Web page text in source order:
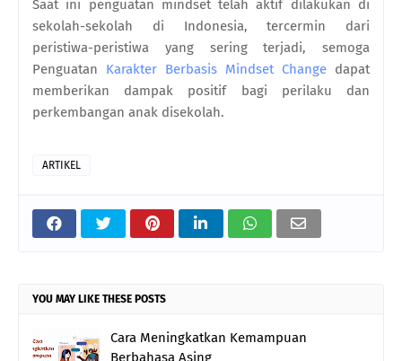
Saat ini penguatan mindset telah aktif dilakukan di
sekolah-sekolah di Indonesia, tercermin dari
peristiwa-peristiwa yang sering terjadi, semoga
Penguatan Karakter Berbasis Mindset Change dapat
memberikan dampak positif bagi perilaku dan
perkembangan anak disekolah.
ARTIKEL
YOU MAY LIKE THESE POSTS
Cara Meningkatkan Kemampuan
Berbahasa Asing